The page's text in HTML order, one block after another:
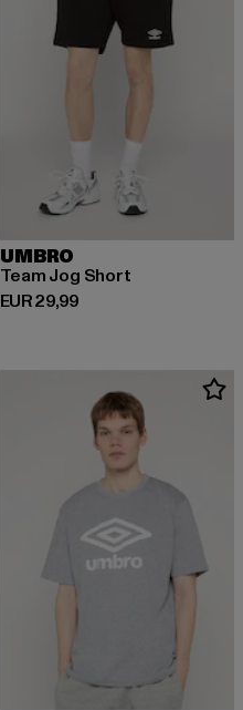
UMBRO
Team Jog Short
EUR 29,99
Derzeitiger Preis: EUR 29,99